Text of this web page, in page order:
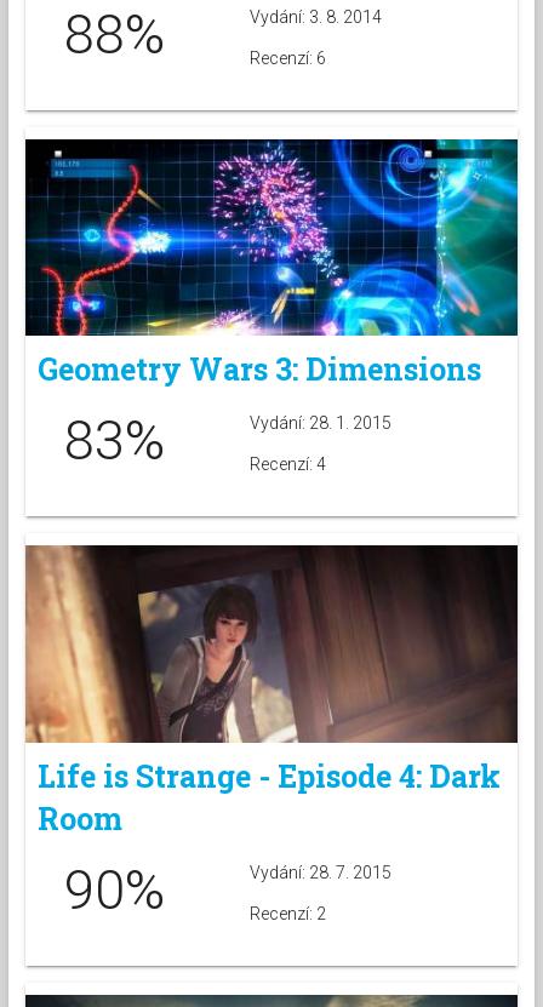
88% Vydání: 3. 8. 2014
Recenzí: 6
Geometry Wars 3: Dimensions
83% Vydání: 28. 1. 2015
Recenzí: 4
Life is Strange - Episode 4: Dark
Room
90% Vydání: 28. 7. 2015
Recenzí: 2